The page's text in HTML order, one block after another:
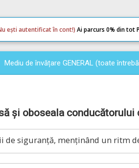
ești autentificat în cont!) Ai parcurs 0% din tot
Mediu de învățare GENERAL (toate
și oboseala
siguranță, menținând un ritm